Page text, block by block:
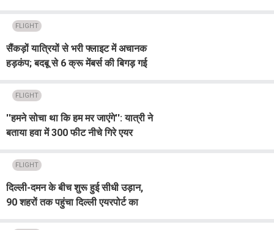
FLIGHT
सैंकड़ों यात्रियों से भरी फ्लाइट में अचानक
हड़कंप; बदबू से 6 क्रू मेंबर्स की बिगड़ गई
FLIGHT
''हमने सोचा था कि हम मर जाएंगे'': यात्री ने
बताया हवा में 300 फीट नीचे गिरे एयर
FLIGHT
दिल्ली-दमन के बीच शुरू हुई सीधी उड़ान,
90 शहरों तक पहुंचा दिल्ली एयरपोर्ट का